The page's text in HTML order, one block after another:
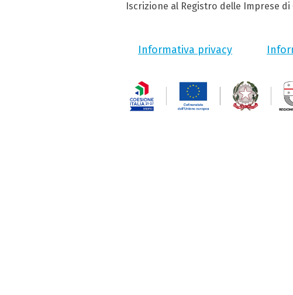
Iscrizione al Registro delle Imprese di
Informativa privacy